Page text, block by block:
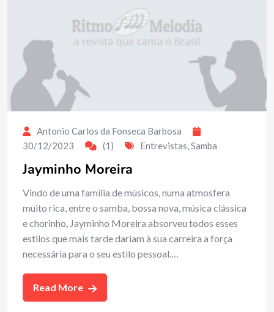
Antonio Carlos da Fonseca Barbosa
30/12/2023
(1) Entrevistas,Samba
Jayminho Moreira
Vindo de uma família de músicos, numa atmosfera
muito rica, entre o samba, bossa nova, música clássica
e chorinho, Jayminho Moreira absorveu todos esses
estilos que mais tarde dariam à sua carreira a força
necessária para o seu estilo pessoal.…
Read More